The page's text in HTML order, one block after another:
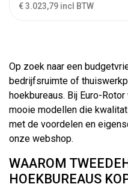
€ 3.023,79 incl BTW
Op zoek naar een
bedrijfsruimte of
hoekbureaus. Bij Euro-
mooie modellen die
met de voordelen en
onze webshop.
WAAROM
HOEKBUREAUS